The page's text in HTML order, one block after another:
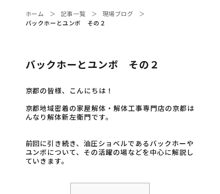
ホーム ＞ 記事一覧 ＞ 現場ブログ
＞
バックホーとユンボ その２
バックホーとユンボ その２
京都の皆様、こんにちは！
京都地域密着の家屋解体・解体工事専門店の京都は
んなり解体新左衛門です。
前回に引き続き、油圧ショベルであるバックホーや
ユンボについて、その活躍の場などを中心に解説し
ていきます。